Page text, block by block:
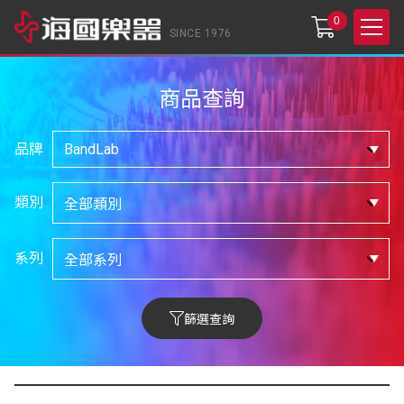
SINCE 1976
0
商品查詢
品牌
類別
系列
篩選查詢